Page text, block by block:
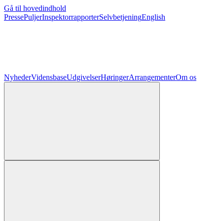
Gå til hovedindhold
PressePuljerInspektorrapporterSelvbetjeningEnglish
NyhederVidensbaseUdgivelserHøringerArrangementerOm os